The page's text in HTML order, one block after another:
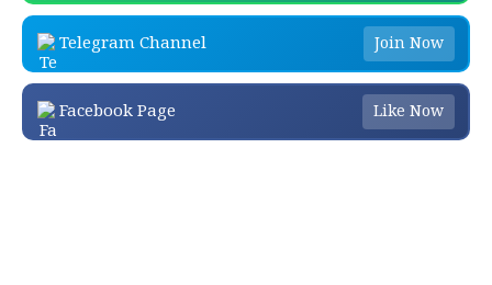
Telegram Channel Join Now
Facebook Page Like Now